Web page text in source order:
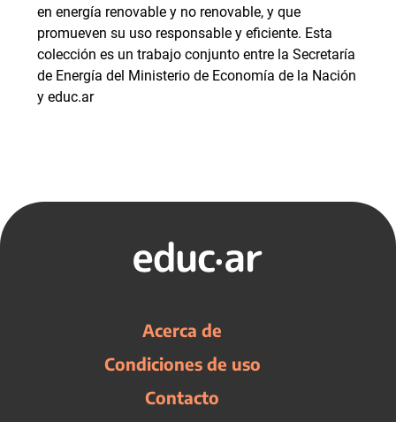
en energía renovable y no renovable, y que
promueven su uso responsable y eficiente. Esta
colección es un trabajo conjunto entre la Secretaría
de Energía del Ministerio de Economía de la Nación
y educ.ar
Acerca de
Condiciones de uso
Contacto